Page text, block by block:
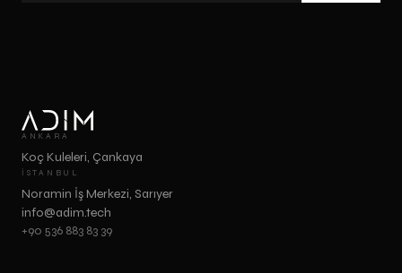
ANKARA
Koç Kuleleri, Çankaya
İSTANBUL
Noramin İş Merkezi, Sarıyer
info@adim.tech
+90 536 883 83 39